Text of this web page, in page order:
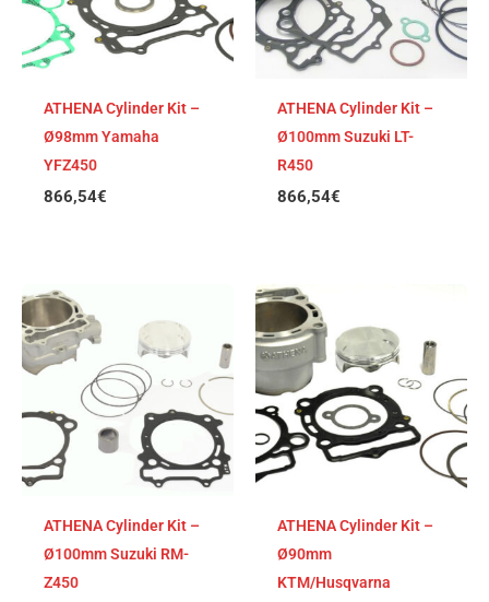
ATHENA Cylinder Kit –
Ø98mm Yamaha
YFZ450
866,54€
ATHENA Cylinder Kit –
Ø100mm Suzuki LT-
R450
866,54€
ATHENA Cylinder Kit –
Ø100mm Suzuki RM-
Z450
ATHENA Cylinder Kit –
Ø90mm
KTM/Husqvarna